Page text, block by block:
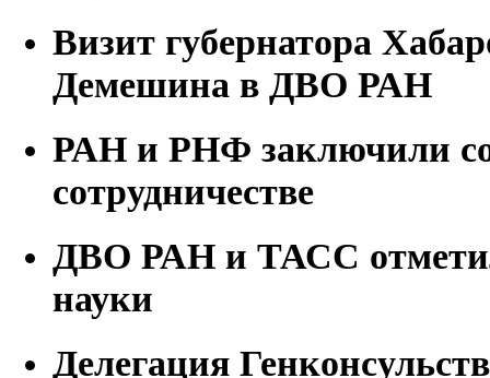
Визит губернатора
Демешина в ДВО РАН
РАН и РНФ заключили
сотрудничестве
ДВО РАН и ТАСС
науки
Делегация